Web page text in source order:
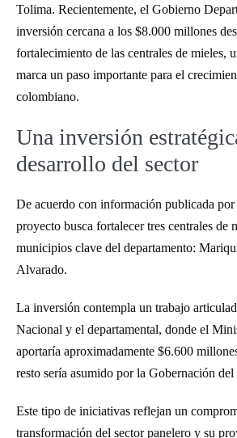
Tolima. Recientemente, el Gobierno
inversión cercana a los $8.000 millones
fortalecimiento de las centrales de mieles,
marca un paso importante para el
colombiano.
Una inversión
desarrollo del sector
De acuerdo con información publicada por
proyecto busca fortalecer tres centrales de
municipios clave del departamento:
Alvarado.
La inversión contempla un trabajo
Nacional y el departamental, donde el
aportaría aproximadamente $6.600
resto sería asumido por la Gobernación
Este tipo de iniciativas reflejan un
transformación del sector panelero y su